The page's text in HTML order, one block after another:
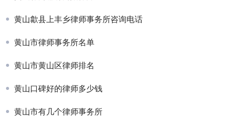
黄山歙县上丰乡律师事务所咨询电话
黄山市律师事务所名单
黄山市黄山区律师排名
黄山口碑好的律师多少钱
黄山市有几个律师事务所